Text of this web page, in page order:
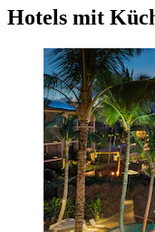
Hotels mit